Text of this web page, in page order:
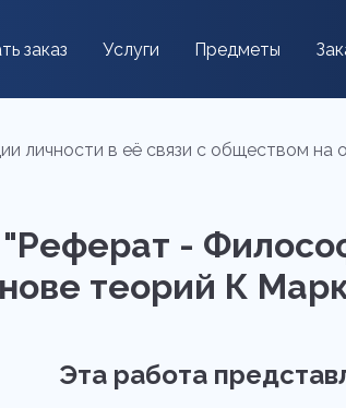
заказ Услуги Предметы
личности в её связи с обществом
-
теорий К
Эта работа